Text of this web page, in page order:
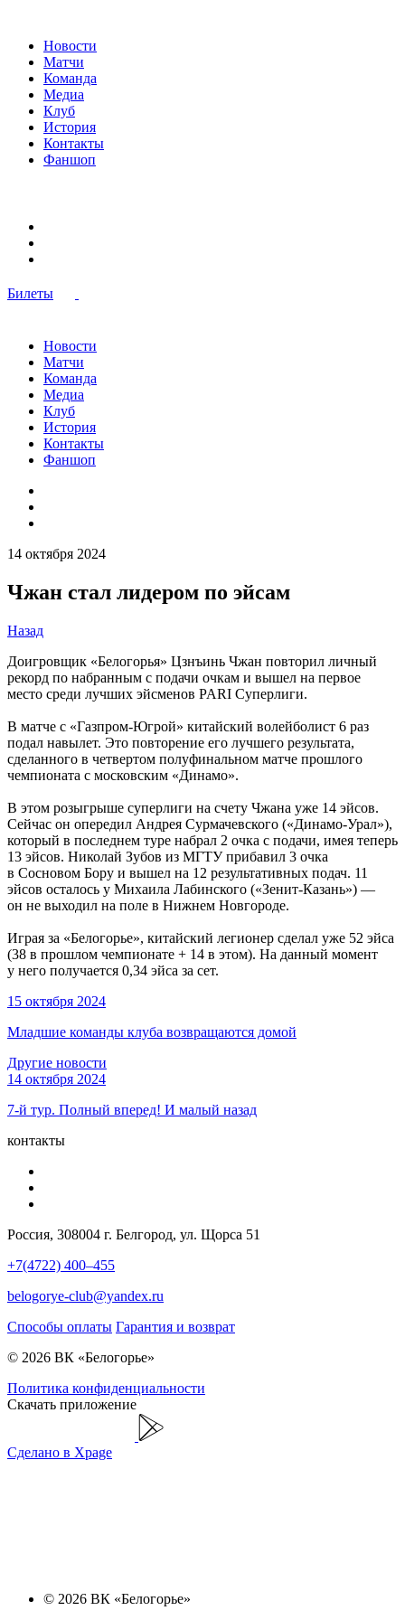
Новости
Матчи
Команда
Медиа
Клуб
История
Контакты
Фаншоп
Билеты
Новости
Матчи
Команда
Медиа
Клуб
История
Контакты
Фаншоп
14 октября 2024
Чжан стал лидером по эйсам
Назад
Доигровщик «Белогорья» Цзнъинь Чжан повторил личный
рекорд по набранным с подачи очкам и вышел на первое
место среди лучших эйсменов PARI Суперлиги.
В матче с «Газпром-Югрой» китайский волейболист 6 раз
подал навылет. Это повторение его лучшего результата,
сделанного в четвертом полуфинальном матче прошлого
чемпионата с московским «Динамо».
В этом розыгрыше суперлиги на счету Чжана уже 14 эйсов.
Сейчас он опередил Андрея Сурмачевского («Динамо-Урал»),
который в последнем туре набрал 2 очка с подачи, имея теперь
13 эйсов. Николай Зубов из МГТУ прибавил 3 очка
в Сосновом Бору и вышел на 12 результативных подач. 11
эйсов осталось у Михаила Лабинского («Зенит-Казань») —
он не выходил на поле в Нижнем Новгороде.
Играя за «Белогорье», китайский легионер сделал уже 52 эйса
(38 в прошлом чемпионате + 14 в этом). На данный момент
у него получается 0,34 эйса за сет.
15 октября 2024
Младшие команды клуба возвращаются домой
Другие новости
14 октября 2024
7-й тур. Полный вперед! И малый назад
контакты
Россия, 308004 г. Белгород, ул. Щорса 51
+7(4722) 400–455
belogorye-club@yandex.ru
Способы оплаты Гарантия и возврат
© 2026 ВК «Белогорье»
Политика конфиденциальности
Скачать приложение
Сделано в Xpage
© 2026 ВК «Белогорье»